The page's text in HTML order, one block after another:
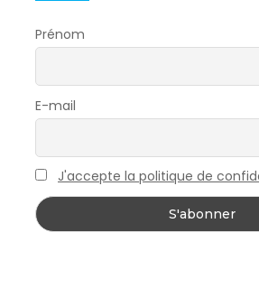
Prénom
E-mail
J'accepte la politique de